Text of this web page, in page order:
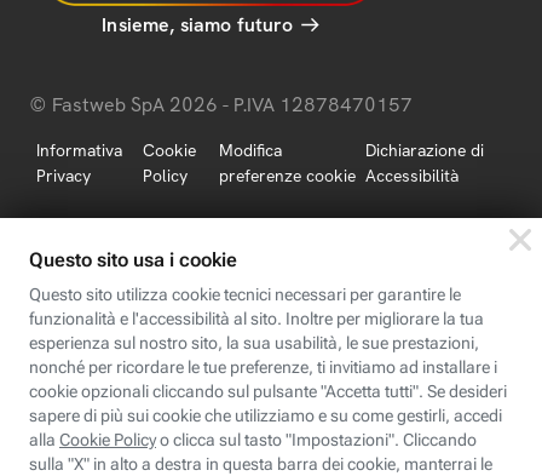
Insieme, siamo futuro
© Fastweb SpA 2026 - P.IVA 12878470157
Informativa
Privacy
Cookie
Policy
Modifica
preferenze cookie
Dichiarazione di
Accessibilità